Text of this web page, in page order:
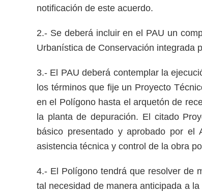
notificación de este acuerdo.
2.- Se deberá incluir en el PAU un
Urbanística de Conservación integrada
3.- El PAU deberá contemplar la
los términos que fije un Proyecto
en el Polígono hasta el arquetón de
la planta de depuración. El citado
básico presentado y aprobado por el
asistencia técnica y control de la obra
4.- El Polígono tendrá que resolver de
tal necesidad de manera anticipada a